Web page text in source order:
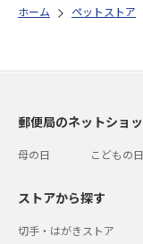
ホーム ペットストア
郵便局のネットショ
母の日 こどもの日
ストアから探す
切手・はがきストア